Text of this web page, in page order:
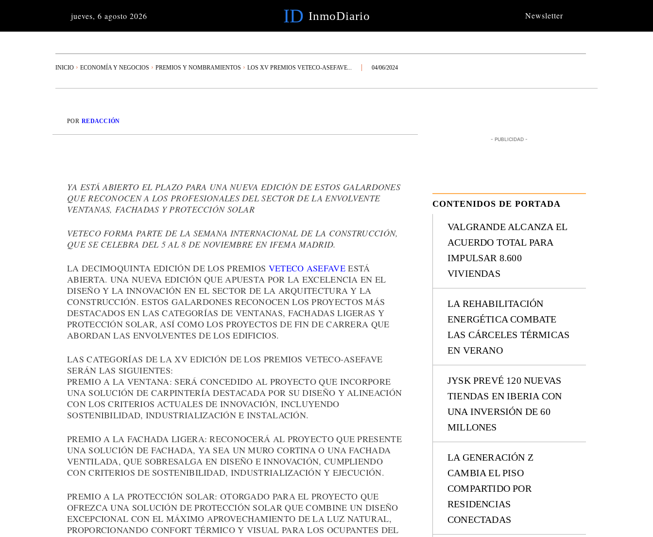
jueves, 6 agosto 2026 ID InmoDiario Newsletter
INICIO ECONOMÍA Y NEGOCIOS PREMIOS Y NOMBRAMIENTOS LOS XV PREMIOS VETECO-ASEFAVE... 04/06/2024
POR REDACCIÓN
YA ESTÁ ABIERTO EL PLAZO PARA UNA NUEVA EDICIÓN DE ESTOS GALARDONES
QUE RECONOCEN A LOS PROFESIONALES DEL SECTOR DE LA ENVOLVENTE
VENTANAS, FACHADAS Y PROTECCIÓN SOLAR
VETECO FORMA PARTE DE LA SEMANA INTERNACIONAL DE LA CONSTRUCCIÓN,
QUE SE CELEBRA DEL 5 AL 8 DE NOVIEMBRE EN IFEMA MADRID.
LA DECIMOQUINTA EDICIÓN DE LOS PREMIOS VETECO ASEFAVEESTÁ
ABIERTA. UNA NUEVA EDICIÓN QUE APUESTA POR LA EXCELENCIA EN EL
DISEÑO Y LA INNOVACIÓN EN EL SECTOR DE LA ARQUITECTURA Y LA
CONSTRUCCIÓN. ESTOS GALARDONES RECONOCEN LOS PROYECTOS MÁS
DESTACADOS EN LAS CATEGORÍAS DE VENTANAS, FACHADAS LIGERAS Y
PROTECCIÓN SOLAR, ASÍ COMO LOS PROYECTOS DE FIN DE CARRERA QUE
ABORDAN LAS ENVOLVENTES DE LOS EDIFICIOS.
LAS CATEGORÍAS DE LA XV EDICIÓN DE LOS PREMIOS VETECO-ASEFAVE
SERÁN LAS SIGUIENTES:
PREMIO A LA VENTANA: SERÁ CONCEDIDO AL PROYECTO QUE INCORPORE
UNA SOLUCIÓN DE CARPINTERÍA DESTACADA POR SU DISEÑO Y ALINEACIÓN
CON LOS CRITERIOS ACTUALES DE INNOVACIÓN, INCLUYENDO
SOSTENIBILIDAD, INDUSTRIALIZACIÓN E INSTALACIÓN.
PREMIO A LA FACHADA LIGERA: RECONOCERÁ AL PROYECTO QUE PRESENTE
UNA SOLUCIÓN DE FACHADA, YA SEA UN MURO CORTINA O UNA FACHADA
VENTILADA, QUE SOBRESALGA EN DISEÑO E INNOVACIÓN, CUMPLIENDO
CON CRITERIOS DE SOSTENIBILIDAD, INDUSTRIALIZACIÓN Y EJECUCIÓN.
PREMIO A LA PROTECCIÓN SOLAR: OTORGADO PARA EL PROYECTO QUE
OFREZCA UNA SOLUCIÓN DE PROTECCIÓN SOLAR QUE COMBINE UN DISEÑO
EXCEPCIONAL CON EL MÁXIMO APROVECHAMIENTO DE LA LUZ NATURAL,
PROPORCIONANDO CONFORT TÉRMICO Y VISUAL PARA LOS OCUPANTES DEL
- PUBLICIDAD -
CONTENIDOS DE PORTADA
VALGRANDE ALCANZA EL
ACUERDO TOTAL PARA
IMPULSAR 8.600
VIVIENDAS
LA REHABILITACIÓN
ENERGÉTICA COMBATE
LAS CÁRCELES TÉRMICAS
EN VERANO
JYSK PREVÉ 120 NUEVAS
TIENDAS EN IBERIA CON
UNA INVERSIÓN DE 60
MILLONES
LA GENERACIÓN Z
CAMBIA EL PISO
COMPARTIDO POR
RESIDENCIAS
CONECTADAS